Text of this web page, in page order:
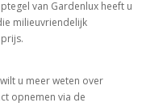
van Gardenlux heeft u
milieuvriendelijk
u meer weten over
opnemen via de